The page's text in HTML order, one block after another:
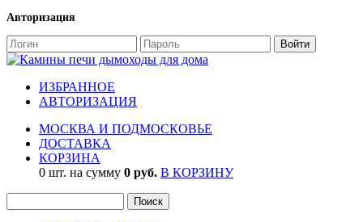
Авторизация
ИЗБРАННОЕ
АВТОРИЗАЦИЯ
МОСКВА И ПОДМОСКОВЬЕ
ДОСТАВКА
КОРЗИНА
0 шт. на сумму 0 руб. В КОРЗИНУ